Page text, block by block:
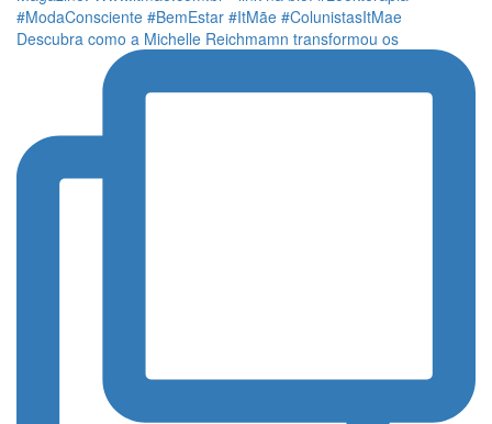
Descubra como a Michelle Reichmamn transformou os